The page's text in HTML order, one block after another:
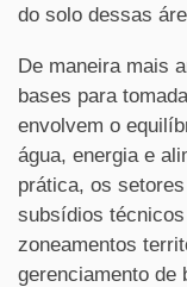
do solo dessas
De maneira mais
bases para
envolvem o
água, energia e
prática, os
subsídios
zoneamentos
gerenciamento de